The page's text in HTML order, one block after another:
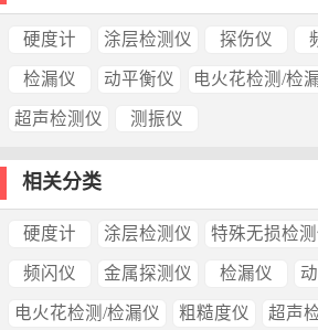
硬度计 涂层检测仪 探伤仪
检漏仪 动平衡仪 电火花检测/检
超声检测仪 测振仪
相关分类
硬度计 涂层检测仪 特殊无损检
频闪仪 金属探测仪 检漏仪
电火花检测/检漏仪 粗糙度仪 超声